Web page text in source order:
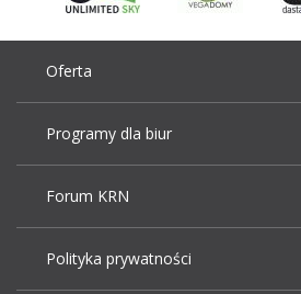
Oferta
Programy dla biur
Forum KRN
Polityka prywatności